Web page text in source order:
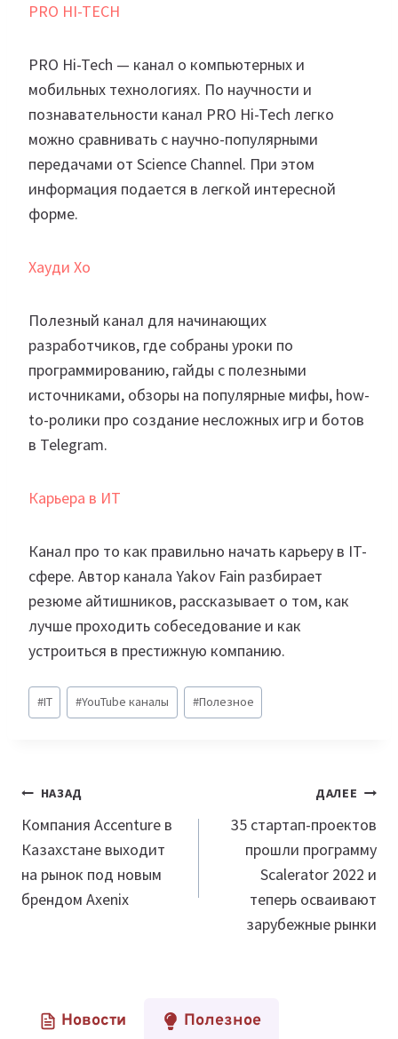
PRO HI-TECH
PRO Hi-Tech — канал о компьютерных и
мобильных технологиях. По научности и
познавательности канал PRO Hi-Tech легко
можно сравнивать с научно-популярными
передачами от Science Channel. При этом
информация подается в легкой интересной
форме.
Хауди Хо
Полезный канал для начинающих
разработчиков, где собраны уроки по
программированию, гайды с полезными
источниками, обзоры на популярные мифы, how-
to-ролики про создание несложных игр и ботов
в Telegram.
Карьера в ИТ
Канал про то как правильно начать карьеру в IT-
сфере. Автор канала Yakov Fain разбирает
резюме айтишников, рассказывает о том, как
лучше проходить собеседование и как
устроиться в престижную компанию.
Метки
записи:
#IT #YouTube каналы #Полезное
Навигация
по
записям
НАЗАД
Компания Accenture в
Казахстане выходит
на рынок под новым
брендом Axenix
ДАЛЕЕ
35 стартап-проектов
прошли программу
Scalerator 2022 и
теперь осваивают
зарубежные рынки
Новости Полезное